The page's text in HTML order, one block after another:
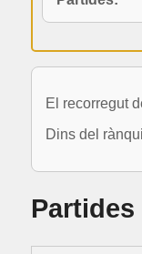
El recorregut
Dins del
Partides